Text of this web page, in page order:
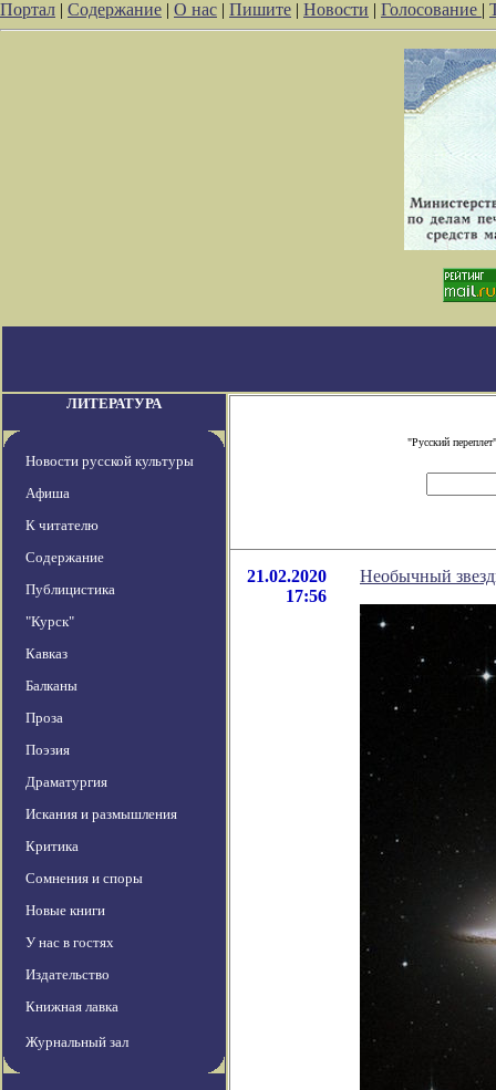
Портал | Содержание | О нас | Пишите | Новости | Голосование |
ЛИТЕРАТУРА
Новости русской культуры
Афиша
К читателю
Содержание
Публицистика
"Курск"
Кавказ
Балканы
Проза
Поэзия
Драматургия
Искания и размышления
Критика
Сомнения и споры
Новые книги
У нас в гостях
Издательство
Книжная лавка
Журнальный зал
"Русский
21.02.2020
17:56
Необычный